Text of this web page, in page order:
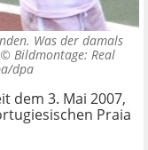
Was der damals
Bildmontage: Real
dpa
dem 3. Mai 2007,
Praia